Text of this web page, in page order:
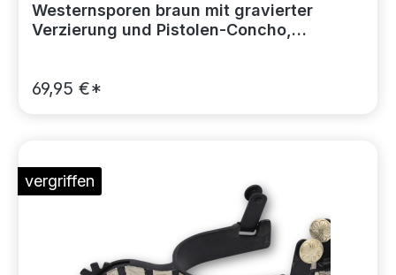
Westernsporen braun mit gravierter
Verzierung und Pistolen-Concho,
69,95 €*
vergriffen